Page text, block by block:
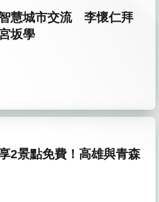
慧城市交流 李懷仁拜
坂學
2景點免費！高雄與青森